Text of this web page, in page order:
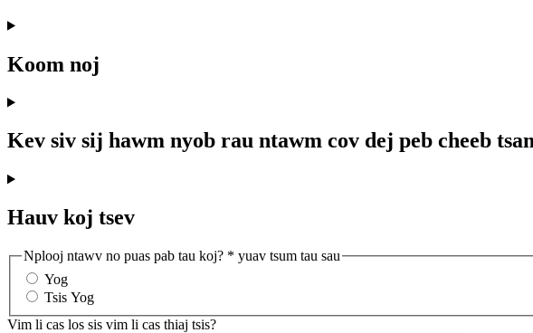
Koom noj
Kev siv sij hawm nyob rau ntawm cov dej peb cheeb
Hauv koj tsev
Nplooj ntawv no puas pab tau koj? * yuav tsum tau sau
Yog
Tsis Yog
Vim li cas los sis vim li cas thiaj tsis?